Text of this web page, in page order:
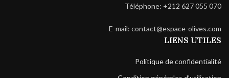
Téléphone: +212 627 055 070
E-mail: contact@espace-olives.com
LIENS UTILES
Politique de confidentialité